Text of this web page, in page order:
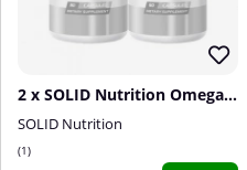
2 x SOLID Nutrition Omega-3, 90 caps
SOLID Nutrition
1